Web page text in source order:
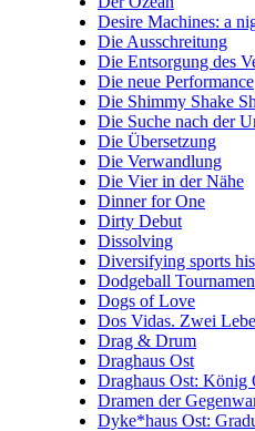
Desire Machines: a
Die Ausschreitung
Die Entsorgung des
Die neue Performance
Die Shimmy Shake
Die Suche nach der
Die Übersetzung
Die Verwandlung
Die Vier in der Nähe
Dinner for One
Dirty Debut
Dissolving
Diversifying sports
Dodgeball
Dogs of Love
Dos Vidas. Zwei
Drag & Drum
Draghaus Ost
Draghaus Ost: König
Dramen der
Dyke*haus Ost: